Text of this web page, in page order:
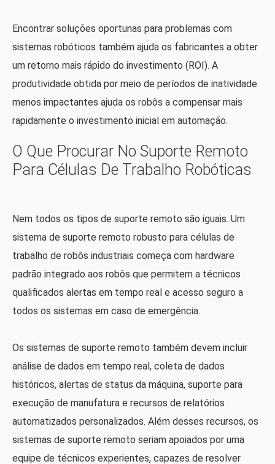
Encontrar soluções oportunas para problemas com
sistemas robóticos também ajuda os fabricantes a obter
um retorno mais rápido do investimento (ROI). A
produtividade obtida por meio de períodos de inatividade
menos impactantes ajuda os robôs a compensar mais
rapidamente o investimento inicial em automação.
O Que Procurar No Suporte Remoto
Para Células De Trabalho Robóticas
Nem todos os tipos de suporte remoto são iguais. Um
sistema de suporte remoto robusto para células de
trabalho de robôs industriais começa com hardware
padrão integrado aos robôs que permitem a técnicos
qualificados alertas em tempo real e acesso seguro a
todos os sistemas em caso de emergência.
Os sistemas de suporte remoto também devem incluir
análise de dados em tempo real, coleta de dados
históricos, alertas de status da máquina, suporte para
execução de manufatura e recursos de relatórios
automatizados personalizados. Além desses recursos, os
sistemas de suporte remoto seriam apoiados por uma
equipe de técnicos experientes, capazes de resolver